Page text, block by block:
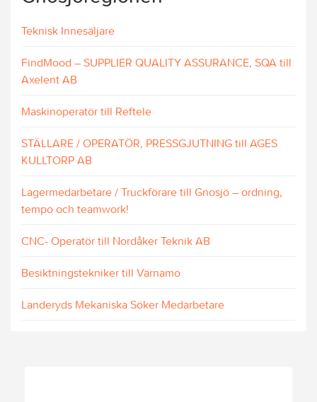
Teknisk Innesäljare
FindMood – SUPPLIER QUALITY ASSURANCE, SQA till
Axelent AB
Maskinoperatör till Reftele
STÄLLARE / OPERATÖR, PRESSGJUTNING till AGES
KULLTORP AB
Lagermedarbetare / Truckförare till Gnosjö – ordning,
tempo och teamwork!
CNC- Operatör till Nordåker Teknik AB
Besiktningstekniker till Värnamo
Landeryds Mekaniska Söker Medarbetare